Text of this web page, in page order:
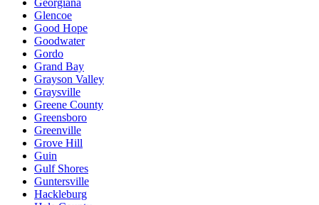
Glencoe
Good Hope
Goodwater
Gordo
Grand Bay
Grayson Valley
Graysville
Greene County
Greensboro
Greenville
Grove Hill
Guin
Gulf Shores
Guntersville
Hackleburg